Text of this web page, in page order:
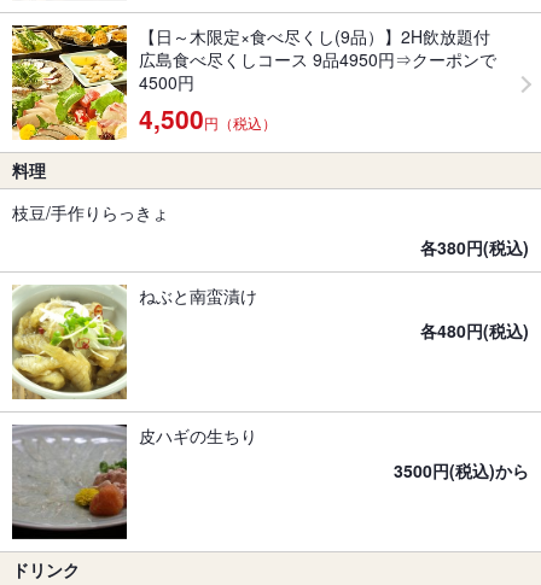
【日～木限定×食べ尽くし(9品）】2H飲放題付
広島食べ尽くしコース 9品4950円⇒クーポンで
4500円
4,500円（税込）
料理
枝豆/手作りらっきょ
各380円(税込)
ねぶと南蛮漬け
各480円(税込)
皮ハギの生ちり
3500円(税込)から
ドリンク